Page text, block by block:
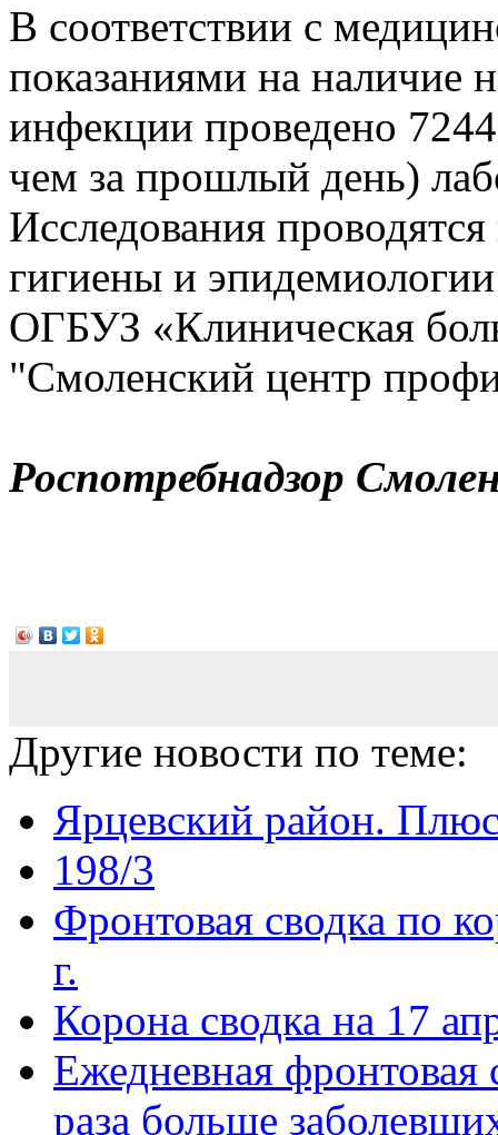
В соответствии с
показаниями на наличие
инфекции проведено
чем за прошлый день)
Исследования
гигиены и
ОГБУЗ «Клиническая
"Смоленский центр
Роспотребнадзор
Другие новости по теме:
Ярцевский район.
198/3
Фронтовая сводка по
г.
Корона сводка на 17
Ежедневная фронтовая
раза больше